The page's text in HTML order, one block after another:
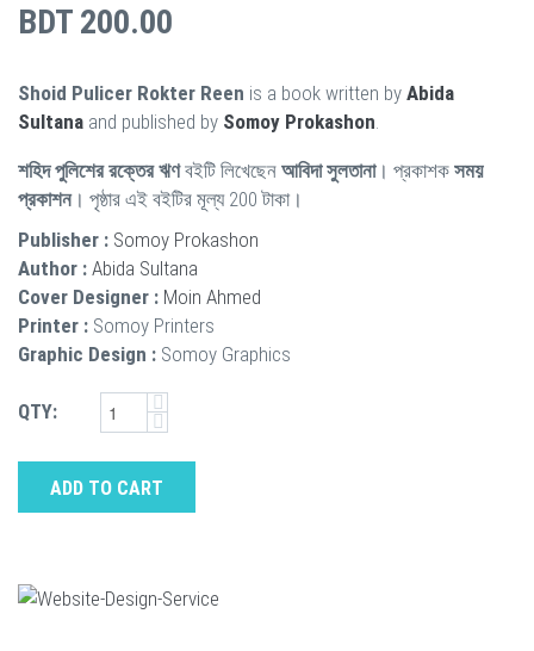
BDT 200.00
Shoid Pulicer Rokter Reen is a book written by Abida
Sultana and published by Somoy Prokashon
শহিদ পুলিশের রক্তের ঋণবইটি লিখেছেন আবিদা সুলতানা। প্রকাশক সময়
প্রকাশন। পৃষ্ঠার এই বইটির মূল্য 200 টাকা।
Publisher : Somoy Prokashon
Author : Abida Sultana
Cover Designer : Moin Ahmed
Printer : Somoy Printers
Graphic Design : Somoy Graphics
QTY:
ADD TO CART